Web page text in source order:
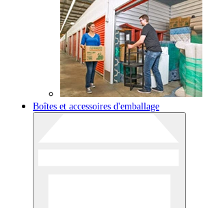
Boîtes et accessoires d'emballage